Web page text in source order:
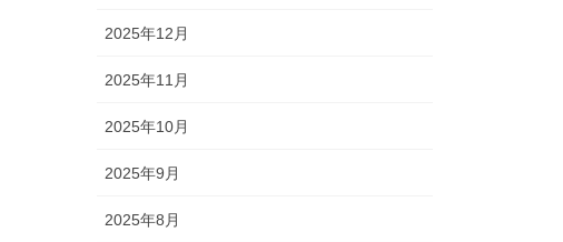
2025年12月
2025年11月
2025年10月
2025年9月
2025年8月